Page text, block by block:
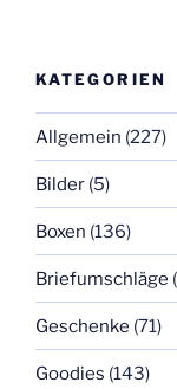
KATEGORIEN
Allgemein (227)
Bilder (5)
Boxen (136)
Briefumschläge
Geschenke (71)
Goodies (143)